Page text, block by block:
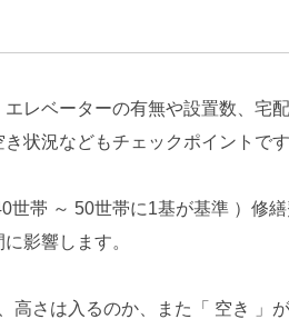
レベーターの有無や設置数、宅
状況などもチェックポイントです
世帯 ～ 50世帯に1基が基準 ）修繕
影響します。
高さは入るのか、また「 空き 」